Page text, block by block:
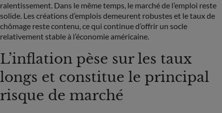
ralentissement. Dans le même temps, le marché de l’emploi reste
solide. Les créations d’emplois demeurent robustes et le taux de
chômage reste contenu, ce qui continue d’offrir un socle
relativement stable à l’économie américaine.
L’inflation pèse sur les taux
longs et constitue le principal
risque de marché